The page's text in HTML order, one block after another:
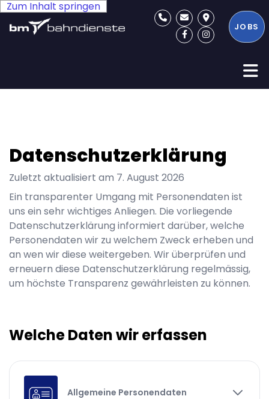
Zum Inhalt springen
JOBS
Datenschutzerklärung
Zuletzt aktualisiert am 7. August 2026
Ein transparenter Umgang mit Personendaten ist
uns ein sehr wichtiges Anliegen. Die vorliegende
Datenschutzerklärung informiert darüber, welche
Personendaten wir zu welchem Zweck erheben und
an wen wir diese weitergeben. Wir überprüfen und
erneuern diese Datenschutzerklärung regelmässig,
um höchste Transparenz gewährleisten zu können.
Welche Daten wir erfassen
Allgemeine Personendaten